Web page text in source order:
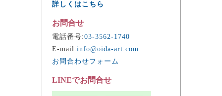
詳しくはこちら
お問合せ
電話番号:03-3562-1740
E-mail:info@oida-art.com
お問合わせフォーム
LINEでお問合せ